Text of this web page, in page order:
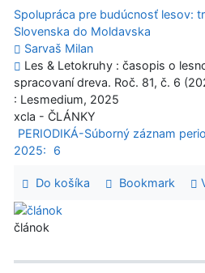
Spolupráca pre budúcnosť lesov:
Slovenska do Moldavska
Sarvaš Milan
Les & Letokruhy : časopis o
spracovaní dreva. Roč. 81, č. 6
: Lesmedium, 2025
xcla - ČLÁNKY
PERIODIKÁ-Súborný záznam
2025:
6
Do košíka Bookmark
článok